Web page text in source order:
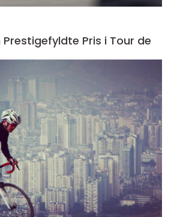
Prestigefyldte Pris i Tour de